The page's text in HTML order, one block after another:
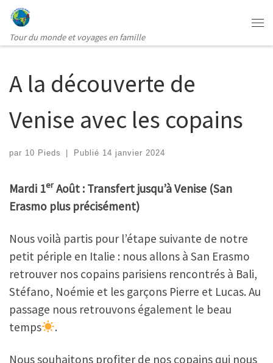
Passer au contenu
Tour du monde et voyages en famille
A la découverte de
Venise avec les copains
par 10 Pieds | Publié 14 janvier 2024
Mardi 1erAoût : Transfert jusqu’à Venise (San
Erasmo plus précisément)
Nous voilà partis pour l’étape suivante de notre
petit périple en Italie : nous allons à San Erasmo
retrouver nos copains parisiens rencontrés à Bali,
Stéfano, Noémie et les garçons Pierre et Lucas. Au
passage nous retrouvons également le beau
temps
.
Nous souhaitons profiter de nos copains qui nous